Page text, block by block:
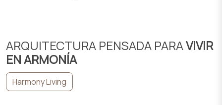
ARQUITECTURA PENSADA PARAVIVIR
EN ARMONÍA
Harmony Living